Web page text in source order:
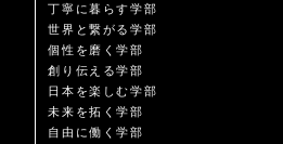
丁寧に暮らす学部
世界と繋がる学部
個性を磨く学部
創り伝える学部
日本を楽しむ学部
未来を拓く学部
自由に働く学部